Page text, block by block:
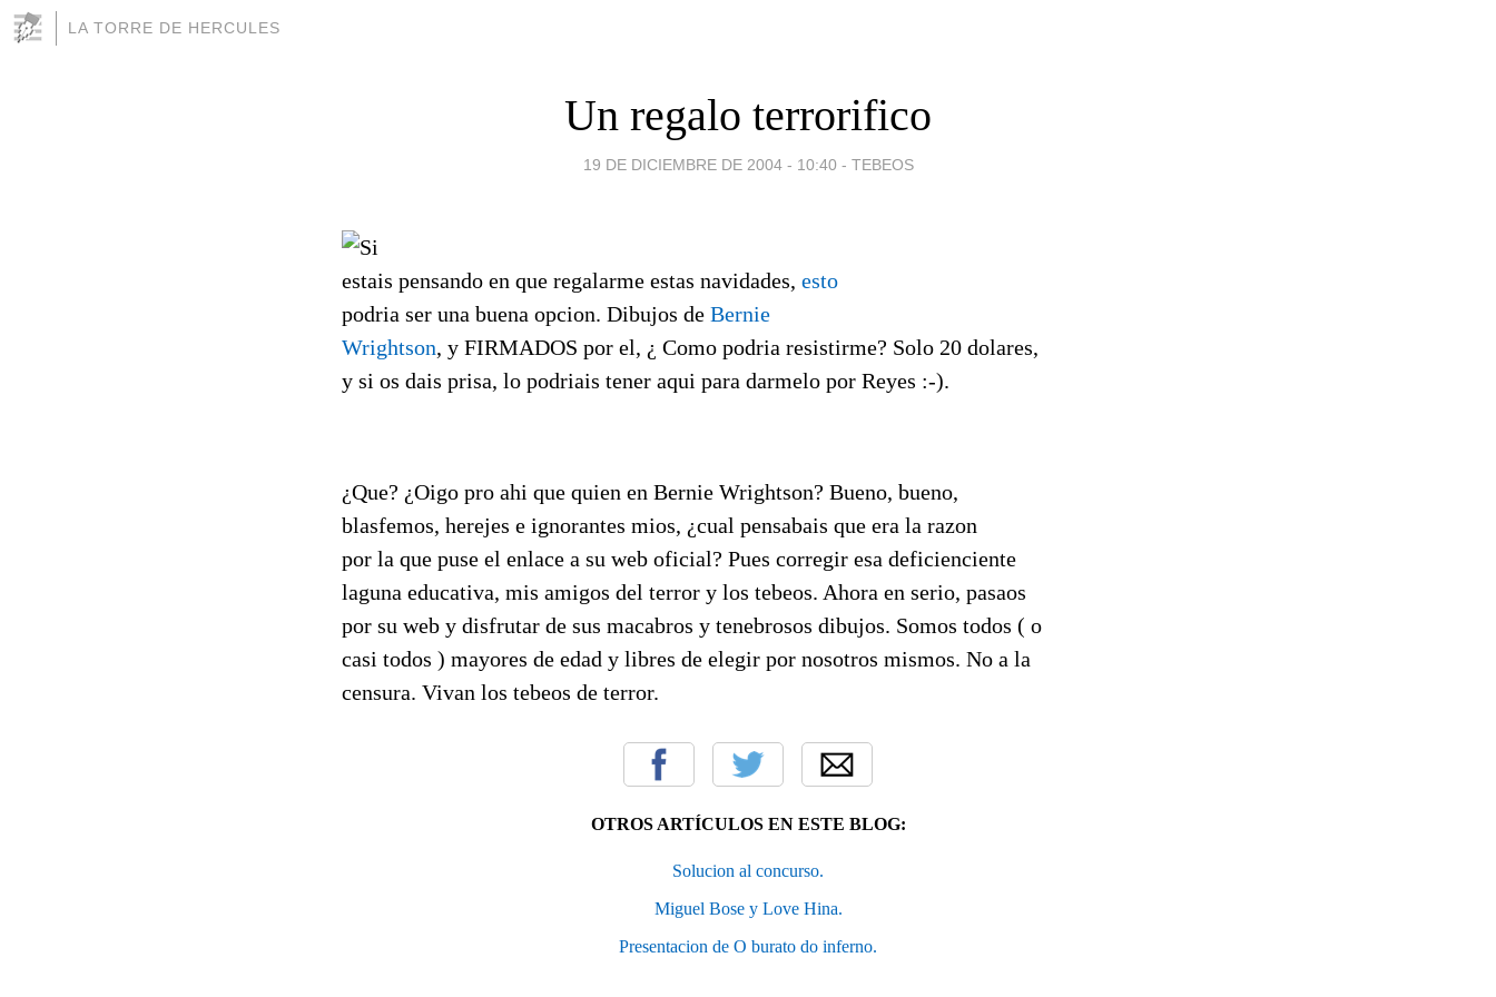
LA TORRE DE HERCULES
Un regalo terrorifico
19 DE DICIEMBRE DE 2004 - 10:40 - TEBEOS
Si
estais pensando en que regalarme estas navidades, esto
podria ser una buena opcion. Dibujos de Bernie
Wrightson, y FIRMADOS por el, ¿ Como podria resistirme? Solo 20 dolares,
y si os dais prisa, lo podriais tener aqui para darmelo por Reyes :-).
¿Que? ¿Oigo pro ahi que quien en Bernie Wrightson? Bueno, bueno,
blasfemos, herejes e ignorantes mios, ¿cual pensabais que era la razon
por la que puse el enlace a su web oficial? Pues corregir esa deficienciente
laguna educativa, mis amigos del terror y los tebeos. Ahora en serio, pasaos
por su web y disfrutar de sus macabros y tenebrosos dibujos. Somos todos ( o
casi todos ) mayores de edad y libres de elegir por nosotros mismos. No a la
censura. Vivan los tebeos de terror.
OTROS ARTÍCULOS EN ESTE BLOG:
Solucion al concurso.
Miguel Bose y Love Hina.
Presentacion de O burato do inferno.